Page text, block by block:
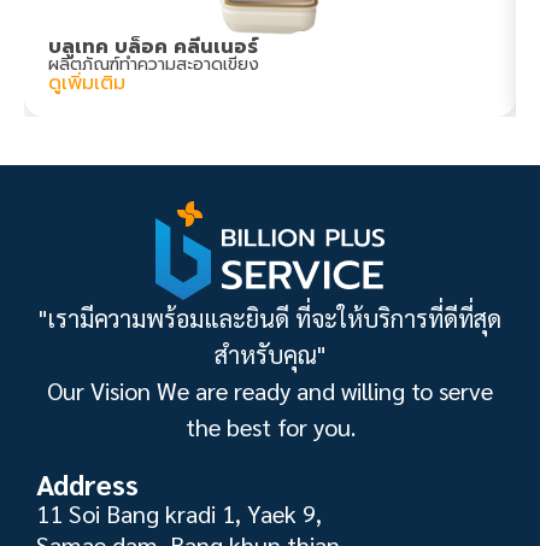
บลูเทค บล็อค คลีนเนอร์
ผลิตภัณฑ์ทำความสะอาดเขียง
ดูเพิ่มเติม
"เรามีความพร้อมและยินดี ที่จะให้บริการที่ดีที่สุด
สำหรับคุณ"
Our Vision We are ready and willing to serve
the best for you.
Address
11 Soi Bang kradi 1, Yaek 9,